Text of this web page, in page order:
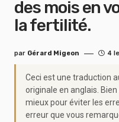
des mois en
la fertilité.
par Gérard Migeon 4
Ceci est une traduction
originale en anglais.
mieux pour éviter les
erreur que vous